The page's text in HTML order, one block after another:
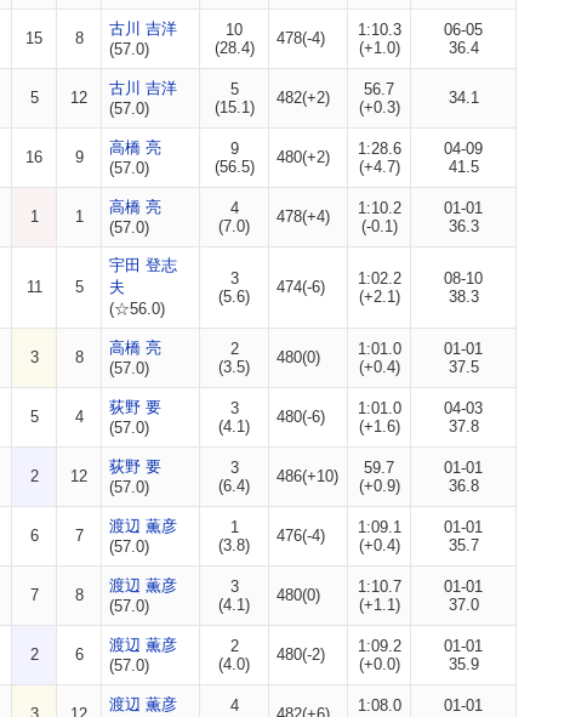
15 8
古川 吉洋
(57.0)
10
(28.4)
478(-4)
1:10.3
(+1.0)
06-05
36.4
5 12
古川 吉洋
(57.0)
5
(15.1)
482(+2)
56.7
(+0.3)
34.1
16 9
高橋 亮
(57.0)
9
(56.5)
480(+2)
1:28.6
(+4.7)
04-09
41.5
1 1
高橋 亮
(57.0)
4
(7.0)
478(+4)
1:10.2
(-0.1)
01-01
36.3
11 5
宇田 登志
夫
(☆56.0)
3
(5.6)
474(-6)
1:02.2
(+2.1)
08-10
38.3
3 8
高橋 亮
(57.0)
2
(3.5)
480(0)
1:01.0
(+0.4)
01-01
37.5
5 4
荻野 要
(57.0)
3
(4.1)
480(-6)
1:01.0
(+1.6)
04-03
37.8
2 12
荻野 要
(57.0)
3
(6.4)
486(+10)
59.7
(+0.9)
01-01
36.8
6 7
渡辺 薫彦
(57.0)
1
(3.8)
476(-4)
1:09.1
(+0.4)
01-01
35.7
7 8
渡辺 薫彦
(57.0)
3
(4.1)
480(0)
1:10.7
(+1.1)
01-01
37.0
2 6
渡辺 薫彦
(57.0)
2
(4.0)
480(-2)
1:09.2
(+0.0)
01-01
35.9
渡辺 薫彦
4
1:08.0
01-01